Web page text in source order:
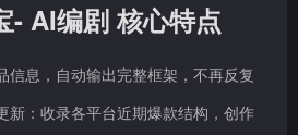
- AI编剧 核心特点
信息，自动输出完整框架，不再反复
新：收录各平台近期爆款结构，创作